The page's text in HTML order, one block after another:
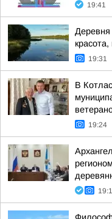
19:41
Деревня
19:31
В
19:24